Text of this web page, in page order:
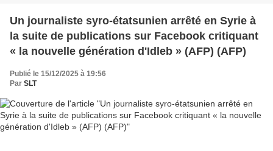
Un journaliste syro-étatsunien arrêté en Syrie à
la suite de publications sur Facebook critiquant
« la nouvelle génération d'Idleb » (AFP) (AFP)
Publié le 15/12/2025 à 19:56
Par SLT